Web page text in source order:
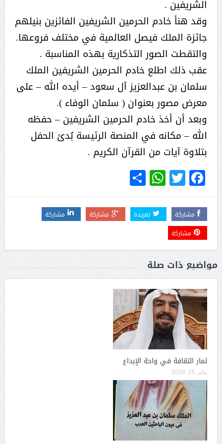
الشريفين .
وقد هنأ خادم الحرمين الشريفين الفائزين بنيلهم
جائزة الملك فيصل العالمية في مختلف فروعها.
والتقطت الصور التذكارية بهذه المناسبة .
عقب ذلك اطلع خادم الحرمين الشريفين الملك
سلمان بن عبدالعزيز آل سعود – أيده الله – على
معرض مصور بعنوان ( سلمان الوفاء ).
وبعد أن أخذ خادم الحرمين الشريفين – حفظه
الله – مكانه في المنصة الرئيسة بُدئ الحفل
بتلاوة آيات من القرآن الكريم .
Facebook
Twitter
WhatsApp
Share
مشاركة تغريدة مشاركة
مشاركة
مشاركة
مواضيع ذات صلة
ثمار الثقافة في واحة الإبداع
يناير 25, 2026